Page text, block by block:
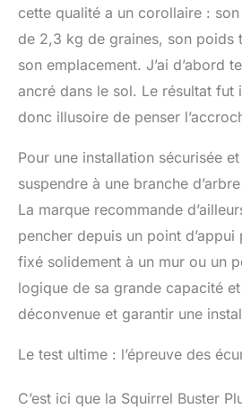
cette qualité a un corollaire :
de 2,3 kg de graines, son poids
son emplacement. J’ai d’abord
ancré dans le sol. Le résultat fut
donc illusoire de penser
Pour une installation sécurisée
suspendre à une branche
La marque recommande
pencher depuis un point
fixé solidement à un mur ou un
logique de sa grande capacité
déconvenue et garantir une
Le test ultime : l’épreuve des
C’est ici que la Squirrel Buster